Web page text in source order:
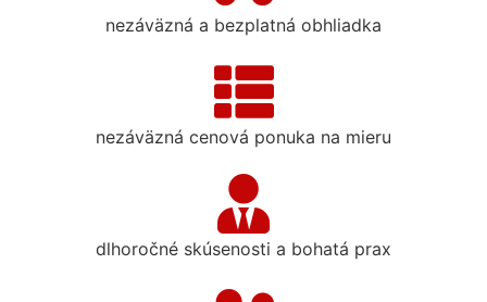
nezáväzná a bezplatná obhliadka
nezáväzná cenová ponuka na mieru
dlhoročné skúsenosti a bohatá prax